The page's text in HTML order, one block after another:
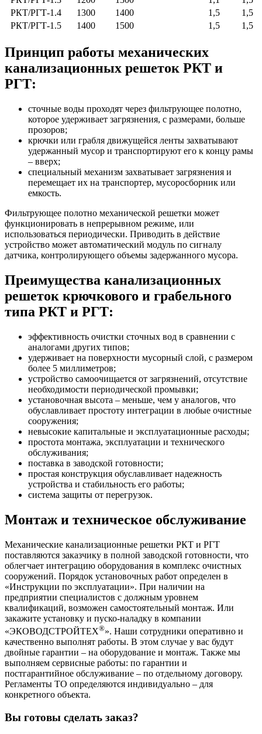
РКТ/РГТ-1.4
1300 1400 1,5
1,5
РКТ/РГТ-1.5
1400 1500 1,5 1,5
Принцип работы механических
канализационных решеток РКТ и
РГТ:
сточные воды проходят через фильтрующее полотно,
которое удерживает загрязнения, с размерами, больше
прозоров;
крючки или грабля движущейся ленты захватывают
удержанный мусор и транспортируют его к концу рамы
– вверх;
специальный механизм захватывает загрязнения и
перемещает их на транспортер, мусоросборник или
емкость.
Фильтрующее полотно механической решетки может
функционировать в непрерывном режиме, или
использоваться периодически. Приводить в действие
устройство может автоматический модуль по сигналу
датчика, контролирующего объемы задержанного мусора.
Преимущества канализационных
решеток крючкового и грабельного
типа РКТ и РГТ:
эффективность очистки сточных вод в сравнении с
аналогами других типов;
удерживает на поверхности мусорный слой, с размером
более 5 миллиметров;
устройство самоочищается от загрязнений, отсутствие
необходимости периодической промывки;
установочная высота – меньше, чем у аналогов, что
обуславливает простоту интеграции в любые очистные
сооружения;
невысокие капитальные и эксплуатационные расходы;
простота монтажа, эксплуатации и технического
обслуживания;
поставка в заводской готовности;
простая конструкция обуславливает надежность
устройства и стабильность его работы;
система защиты от перегрузок.
Монтаж и техническое обслуживание
Механические канализационные решетки РКТ и РГТ
поставляются заказчику в полной заводской готовности, что
облегчает интеграцию оборудования в комплекс очистных
сооружений. Порядок установочных работ определен в
«Инструкции по эксплуатации». При наличии на
предприятии специалистов с должным уровнем
квалификаций, возможен самостоятельный монтаж. Или
закажите установку и пуско-наладку в компании
«ЭКОВОДСТРОЙТЕХ®». Наши сотрудники оперативно и
качественно выполнят работы. В этом случае у вас будут
двойные гарантии – на оборудование и монтаж. Также мы
выполняем сервисные работы: по гарантии и
постгарантийное обслуживание – по отдельному договору.
Регламенты ТО определяются индивидуально – для
конкретного объекта.
Вы готовы сделать заказ?